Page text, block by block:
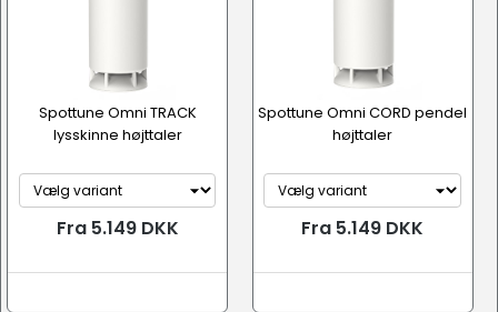
Spottune Omni TRACK
lysskinne højttaler
Fra 5.149 DKK
Spottune Omni CORD pendel
højttaler
Fra 5.149 DKK